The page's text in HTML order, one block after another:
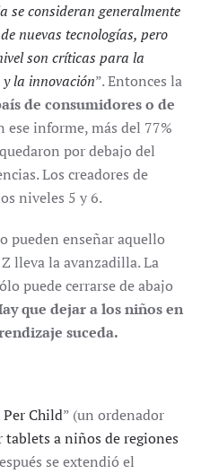
se consideran generalmente
nuevas tecnologías, pero
son críticas para la
la innovación”. Entonces la
de consumidores o de
ese informe, más del 77%
por debajo del
Los creadores de
niveles 5 y 6.
pueden enseñar aquello
lleva la avanzadilla. La
puede cerrarse de abajo
que dejar a los niños en
suceda.
Child” (un ordenador
tablets a niños de regiones
se extendió el